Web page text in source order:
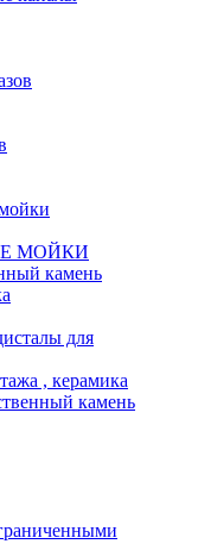
МОЙКИ
камень
для
, керамика
камень